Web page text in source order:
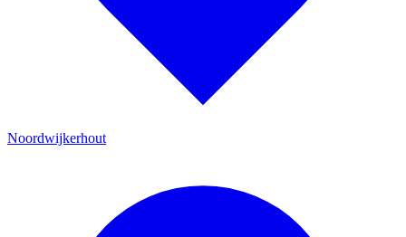
Noordwijkerhout